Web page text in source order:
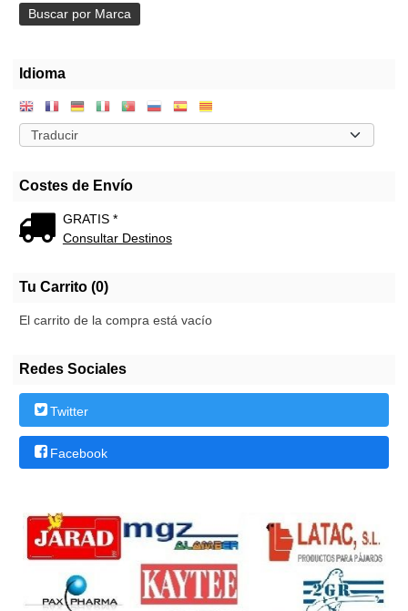
Idioma
Costes de Envío
GRATIS *
Consultar Destinos
Tu Carrito (0)
El carrito de la compra está vacío
Redes Sociales
Twitter
Facebook